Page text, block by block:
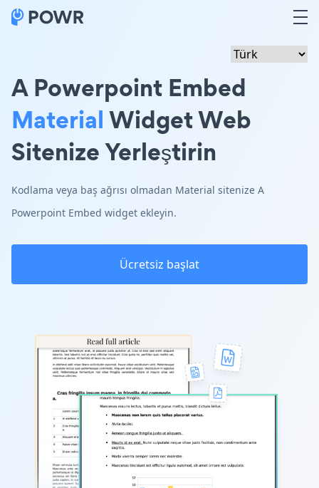
A Powerpoint Embed
MaterialWidget Web
Sitenize Yerleştirin
Kodlama veya baş ağrısı olmadan Material sitenize A
Powerpoint Embed widget ekleyin.
Ücretsiz başlat